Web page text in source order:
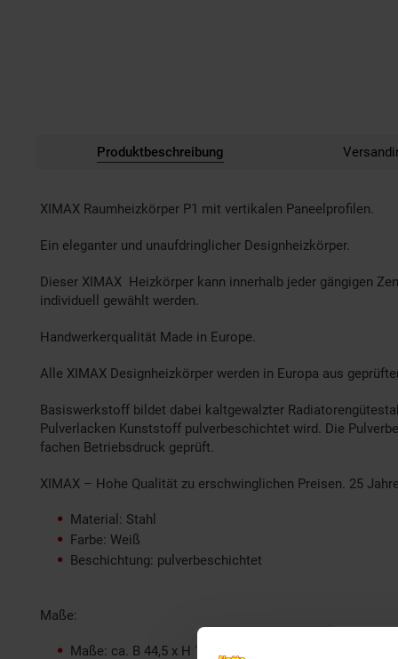
Produktbeschreibung
XIMAX Raumheizkörper P1 mit vertikalen Paneelprofilen.
Ein eleganter und unaufdringlicher Designheizkörper.
Dieser XIMAX Heizkörper kann innerhalb jeder gängigen
individuell gewählt werden.
Handwerkerqualität Made in Europe.
Alle XIMAX Designheizkörper werden in Europa aus
Basiswerkstoff bildet dabei kaltgewalzter
Pulverlacken Kunststoff pulverbeschichtet wird. Die
fachen Betriebsdruck geprüft.
XIMAX – Hohe Qualität zu erschwinglichen Preisen. 25
Material: Stahl
Farbe: Weiß
Beschichtung: pulverbeschichtet
Maße:
Maße: ca. B 44,5 x H 150 x T 6,5 cm